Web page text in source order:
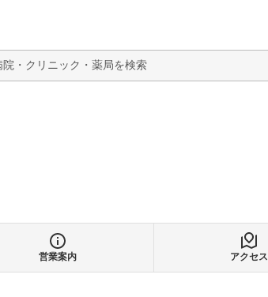
検索
営業案内 アクセス